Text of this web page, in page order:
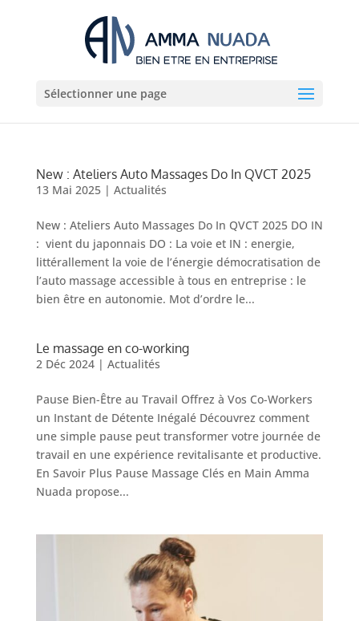
Sélectionner une page
New : Ateliers Auto Massages Do In QVCT 2025
13 Mai 2025| Actualités
New : Ateliers Auto Massages Do In QVCT 2025 DO IN
: vient du japonnais DO : La voie et IN : energie,
littérallement la voie de l’énergie démocratisation de
l’auto massage accessible à tous en entreprise : le
bien être en autonomie. Mot d’ordre le...
Le massage en co-working
2 Déc 2024| Actualités
Pause Bien-Être au Travail Offrez à Vos Co-Workers
un Instant de Détente Inégalé Découvrez comment
une simple pause peut transformer votre journée de
travail en une expérience revitalisante et productive.
En Savoir Plus Pause Massage Clés en Main Amma
Nuada propose...